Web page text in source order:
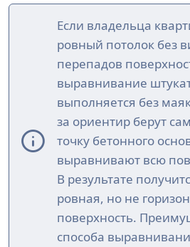
Если владельца
ровный потолок без
перепадов
выравнивание
выполняется без
за ориентир берут
точку бетонного
выравнивают всю
В результате
ровная, но не
поверхность.
способа